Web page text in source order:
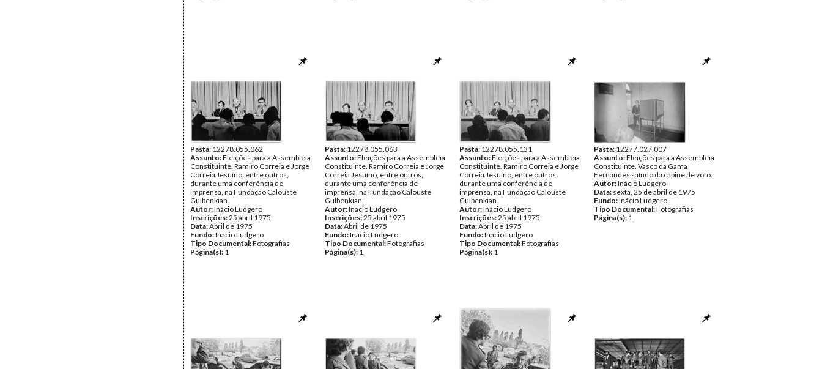
Pasta: 12278.055.062
Assunto:Eleições para a Assembleia
Constituinte. Ramiro Correia e Jorge
Correia Jesuíno, entre outros,
durante uma conferência de
imprensa, na Fundação Calouste
Gulbenkian.
Autor:Inácio Ludgero
Inscrições:25 abril 1975
Data:Abril de 1975
Fundo:Inácio Ludgero
Tipo Documental:Fotografias
Página(s): 1
Pasta: 12278.055.063
Assunto:Eleições para a Assembleia
Constituinte. Ramiro Correia e Jorge
Correia Jesuíno, entre outros,
durante uma conferência de
imprensa, na Fundação Calouste
Gulbenkian.
Autor:Inácio Ludgero
Inscrições:25 abril 1975
Data:Abril de 1975
Fundo:Inácio Ludgero
Tipo Documental:Fotografias
Página(s): 1
Pasta: 12278.055.131
Assunto:Eleições para a Assembleia
Constituinte. Ramiro Correia e Jorge
Correia Jesuíno, entre outros,
durante uma conferência de
imprensa, na Fundação Calouste
Gulbenkian.
Autor:Inácio Ludgero
Inscrições:25 abril 1975
Data:Abril de 1975
Fundo:Inácio Ludgero
Tipo Documental:Fotografias
Página(s): 1
Pasta: 12277.027.007
Assunto:Eleições para a Assembleia
Constituinte. Vasco da Gama
Fernandes saíndo da cabine de voto.
Autor:Inácio Ludgero
Data: sexta, 25 de abril de 1975
Fundo:Inácio Ludgero
Tipo Documental:Fotografias
Página(s): 1